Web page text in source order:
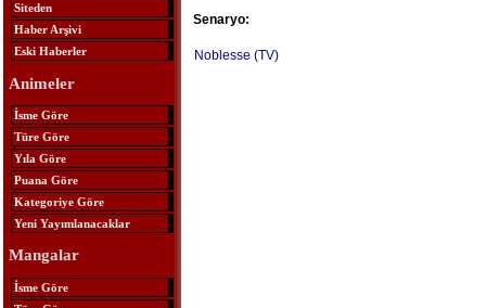
Siteden
Haber Arşivi
Eski Haberler
Animeler
İsme Göre
Türe Göre
Yıla Göre
Puana Göre
Kategoriye Göre
Yeni Yayımlanacaklar
Mangalar
İsme Göre
Senaryo:
Noblesse (TV)